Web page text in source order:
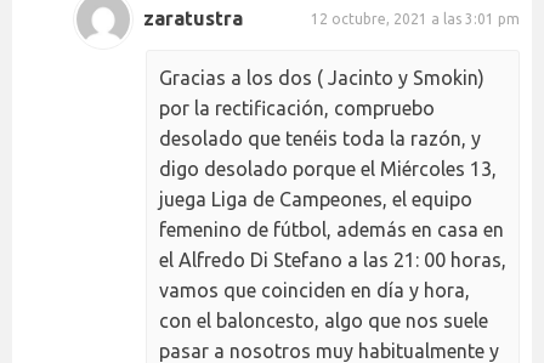
zaratustra 12 octubre, 2021 a las 3:01 pm
Gracias a los dos ( Jacinto y Smokin)
por la rectificación, compruebo
desolado que tenéis toda la razón, y
digo desolado porque el Miércoles 13,
juega Liga de Campeones, el equipo
femenino de fútbol, además en casa en
el Alfredo Di Stefano a las 21: 00 horas,
vamos que coinciden en día y hora,
con el baloncesto, algo que nos suele
pasar a nosotros muy habitualmente y